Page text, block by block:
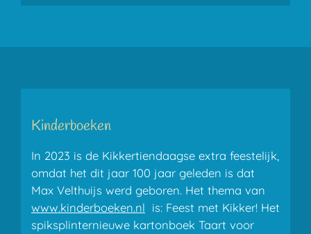
Kinderboeken
In 2023 is de Kikkertiendaagse extra feestelijk,
omdat het dit jaar 100 jaar geleden is dat
Max Velthuijs werd geboren. Het thema van
www.kinderboeken.nl is: Feest met Kikker! Het
spiksplinternieuwe kartonboek Taart voor